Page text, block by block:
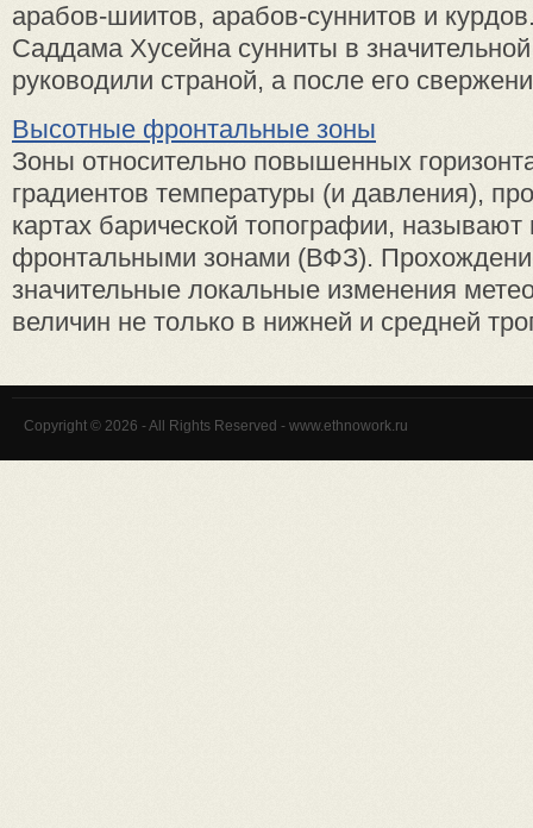
арабов-шиитов, арабов-суннитов и
Саддама Хусейна сунниты в
руководили страной, а после его
Высотные фронтальные зоны
Зоны относительно повышенных
градиентов температуры (и давления),
картах барической топографии,
фронтальными зонами (ВФЗ).
значительные локальные изменения
величин не только в нижней и средней
Copyright © 2026 - All Rights Reserved - www.ethnowork.ru